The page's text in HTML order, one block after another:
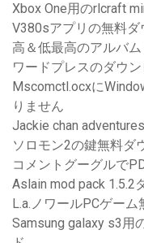
Xbox One用のrlcraft
V380sアプリの無料ダ
高＆低最高のアルバ
ワードプレスのダウ
Mscomctl.ocxに
りません
Jackie chan
ソロモン2の鍵無料ダ
コメントグーグルで
Aslain mod pack 1.5.2
L.a.ノワールPCゲー
Samsung galaxy s3用